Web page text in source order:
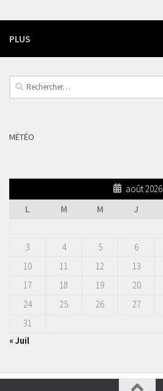
PLUS
Rechercher :
MÉTÉO
août 2026
L
M M J
3
4 5 6
10
11 12 13
17
18 19 20
24
25 26 27
31
« Juil